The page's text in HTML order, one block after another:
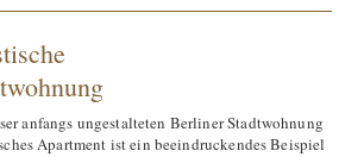
Projekte
Leistungen
Über uns
anfangs ungestalteten Berliner Stadtwohnung
Apartment ist ein beeindruckendes Beispiel